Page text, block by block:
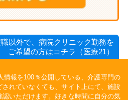
以外で、病院クリニック勤務を
ご希望の方はコチラ（医療21）
情報を100％公開している、介護専門の
れていなくても、サイト上にて、施設
いただけます。好きな時間に自分の気